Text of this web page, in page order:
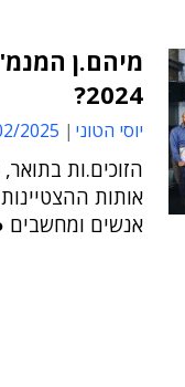
מיהם.ן
2024?
יוסי הטוני 14:00
אנשים ומחשבים